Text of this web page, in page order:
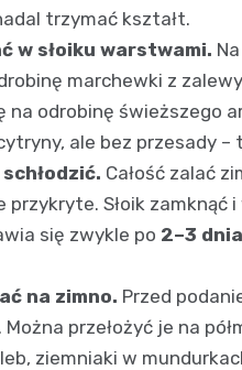
trzymać kształt.
w słoiku warstwami.
marchewki z
na odrobinę świeższego
ale bez przesady
Całość zalać
przykryte. Słoik
się zwykle po 2–3
na zimno. Przed
przełożyć je na
ziemniaki w